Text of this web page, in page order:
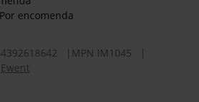
encomenda
MPN IM1045
Ewent